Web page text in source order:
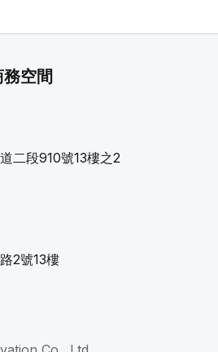
空間
二段910號13樓之2
2號13樓